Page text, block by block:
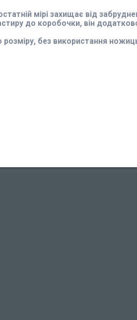
мірі захищає від
до коробочки, він
розміру, без використання